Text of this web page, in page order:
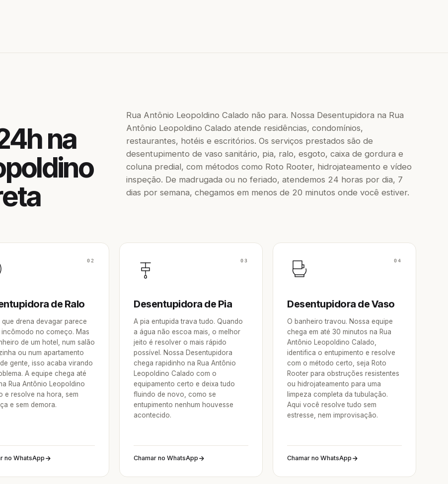
na
Rua Antônio Leopoldino Calado não para. Nossa Desentupidora na Rua
Antônio Leopoldino Calado atende residências, condomínios,
restaurantes, hotéis e escritórios. Os serviços prestados são de
desentupimento de vaso sanitário, pia, ralo, esgoto, caixa de gordura e
coluna predial, com métodos como Roto Rooter, hidrojateamento e vídeo
inspeção. De madrugada ou no feriado, atendemos 24 horas por dia, 7
dias por semana, chegamos em menos de 20 minutos onde você estiver.
02
de Ralo
que drena devagar parece
incômodo no começo. Mas
de um hotel, num salão
ou num apartamento
gente, isso acaba virando
A equipe chega até
Rua Antônio Leopoldino
e resolve na hora, sem
e sem demora.
no WhatsApp
03
Desentupidora de Pia
A pia entupida trava tudo. Quando
a água não escoa mais, o melhor
jeito é resolver o mais rápido
possível. Nossa Desentupidora
chega rapidinho na Rua Antônio
Leopoldino Calado com o
equipamento certo e deixa tudo
fluindo de novo, como se
entupimento nenhum houvesse
acontecido.
Chamar no WhatsApp
04
Desentupidora de Vaso
O banheiro travou. Nossa equipe
chega em até 30 minutos na Rua
Antônio Leopoldino Calado,
identifica o entupimento e resolve
com o método certo, seja Roto
Rooter para obstruções resistentes
ou hidrojateamento para uma
limpeza completa da tubulação.
Aqui você resolve tudo sem
estresse, nem improvisação.
Chamar no WhatsApp